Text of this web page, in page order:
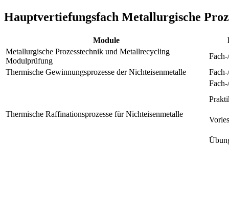
Hauptvertiefungsfach Metallurgische
Module
Metallurgische Prozesstechnik und Metallrecycling
Modulprüfung
Thermische Gewinnungsprozesse der Nichteisenmetalle
Thermische Raffinationsprozesse für Nichteisenmetalle